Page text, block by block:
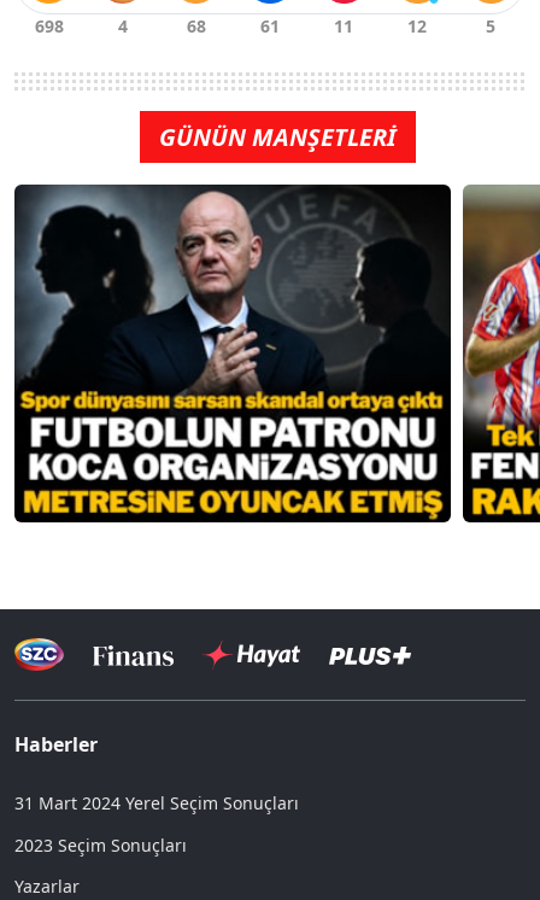
GÜNÜN MANŞETLERİ
Haberler
31 Mart 2024 Yerel Seçim Sonuçları
2023 Seçim Sonuçları
Yazarlar